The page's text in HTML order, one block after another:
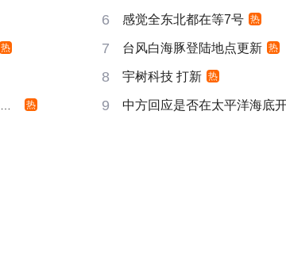
6 感觉全东北都在等7号 热
热 7 台风白海豚登陆地点更新 热
8 宇树科技 打新 热
热 9 中方回应是否在太平洋海底